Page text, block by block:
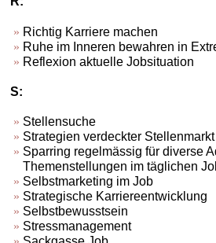
Richtig Karriere machen
Ruhe im Inneren bewahren in
Reflexion aktuelle Jobsituation
S:
Stellensuche
Strategien verdeckter Stellenmarkt
Sparring regelmässig für diverse
Themenstellungen im täglichen
Selbstmarketing im Job
Strategische Karriereentwicklung
Selbstbewusstsein
Stressmanagement